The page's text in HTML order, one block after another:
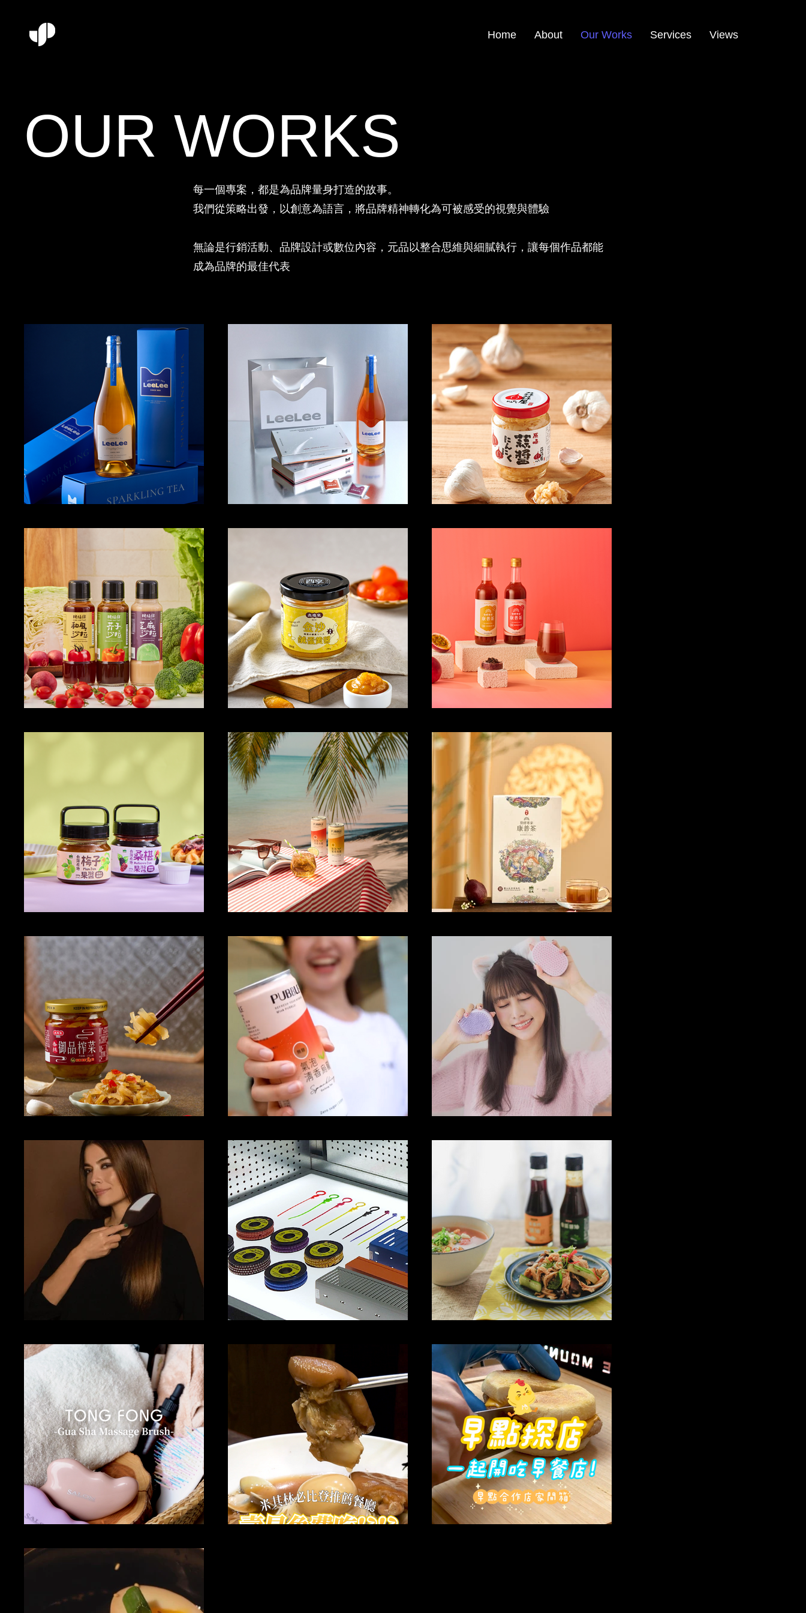
Home About Our Works Services Views
OUR WORKS
每一個專案，都是為品牌量身打造的故事。
我們從策略出發，以創意為語言，將品牌精神轉化為可被感受的視覺與體驗
無論是行銷活動、品牌設計或數位內容，元品以整合思維與細膩執行，讓每個作品都能
成為品牌的最佳代表